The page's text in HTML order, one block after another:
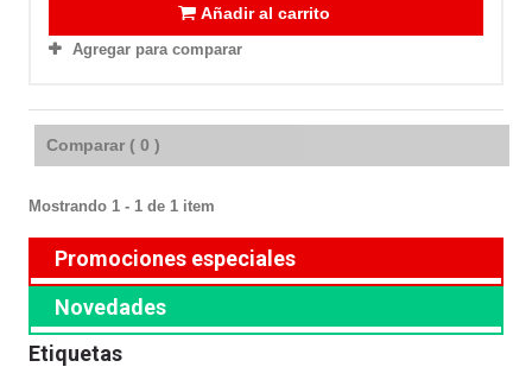
Añadir al carrito
Agregar para comparar
Comparar ( 0 )
Mostrando 1 - 1 de 1 item
Promociones especiales
Novedades
Etiquetas